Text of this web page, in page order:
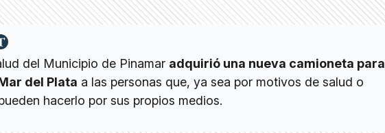
del Municipio de Pinamar adquirió una nueva camioneta para
del Plata a las personas que, ya sea por motivos de salud o
hacerlo por sus propios medios.